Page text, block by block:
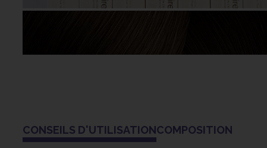
CONSEILS D'UTILISATIONCOMPOSITION